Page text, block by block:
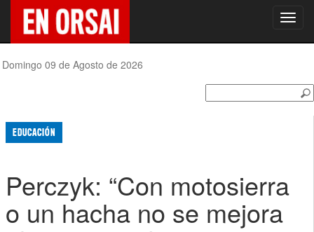
Domingo 09 de Agosto de 2026
EDUCACIÓN
Perczyk: “Con motosierra
o un hacha no se mejora